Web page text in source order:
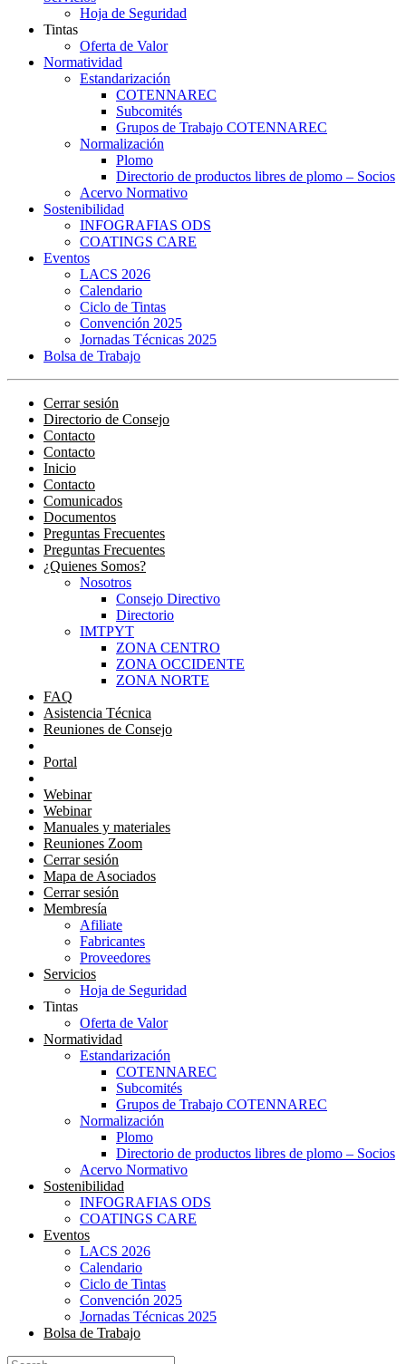
Hoja de Seguridad
Tintas
Oferta de Valor
Normatividad
Estandarización
COTENNAREC
Subcomités
Grupos de Trabajo COTENNAREC
Normalización
Plomo
Directorio de productos libres de plomo – Socios
Acervo Normativo
Sostenibilidad
INFOGRAFIAS ODS
COATINGS CARE
Eventos
LACS 2026
Calendario
Ciclo de Tintas
Convención 2025
Jornadas Técnicas 2025
Bolsa de Trabajo
Cerrar sesión
Directorio de Consejo
Contacto
Contacto
Inicio
Contacto
Comunicados
Documentos
Preguntas Frecuentes
Preguntas Frecuentes
¿Quienes Somos?
Nosotros
Consejo Directivo
Directorio
IMTPYT
ZONA CENTRO
ZONA OCCIDENTE
ZONA NORTE
FAQ
Asistencia Técnica
Reuniones de Consejo
Portal
Webinar
Webinar
Manuales y materiales
Reuniones Zoom
Cerrar sesión
Mapa de Asociados
Cerrar sesión
Membresía
Afiliate
Fabricantes
Proveedores
Servicios
Hoja de Seguridad
Tintas
Oferta de Valor
Normatividad
Estandarización
COTENNAREC
Subcomités
Grupos de Trabajo COTENNAREC
Normalización
Plomo
Directorio de productos libres de plomo – Socios
Acervo Normativo
Sostenibilidad
INFOGRAFIAS ODS
COATINGS CARE
Eventos
LACS 2026
Calendario
Ciclo de Tintas
Convención 2025
Jornadas Técnicas 2025
Bolsa de Trabajo